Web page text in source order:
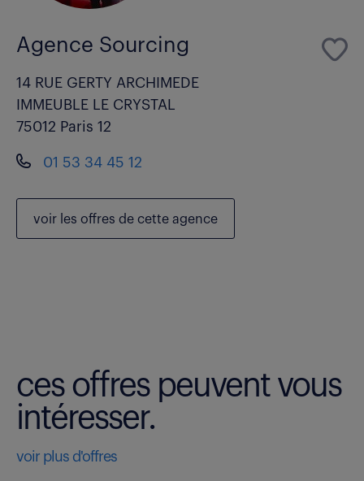
Agence Sourcing
14 RUE GERTY ARCHIMEDE
IMMEUBLE LE CRYSTAL
75012 Paris 12
01 53 34 45 12
voir les offres de cette agence
ces offres peuvent vous
intéresser.
voir plus d'offres